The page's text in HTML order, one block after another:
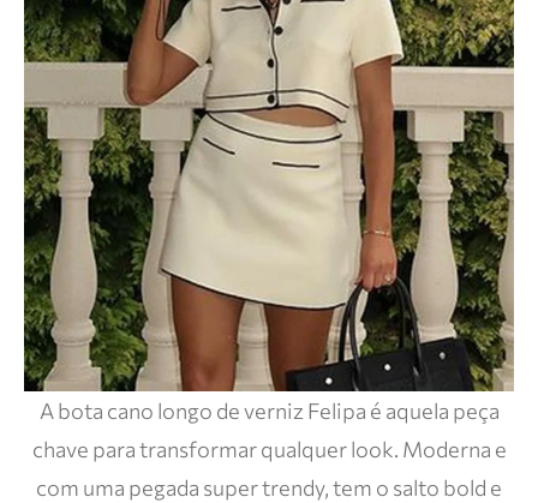
A bota cano longo de verniz Felipa é aquela peça
chave para transformar qualquer look. Moderna e
com uma pegada super trendy, tem o salto bold e